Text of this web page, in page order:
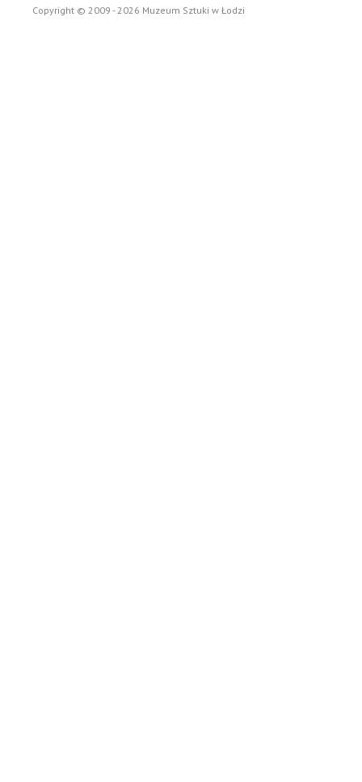
Copyright © 2009 - 2026 Muzeum Sztuki w Łodzi